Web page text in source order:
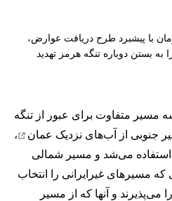
با پیشبرد طرح دریافت عوارض،
به بستن دوباره تنگه هرمز تهدید
مسیر متفاوت برای عبور از تنگه
جنوبی از
آب‌های نزدیک عمان
،
می‌شد و مسیر شمالی
مسیرهای غیرایرانی را انتخاب
و آنها که از مسیر